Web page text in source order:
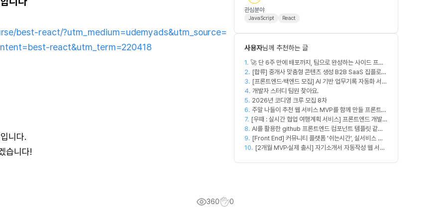
best-react/?utm_medium=udemyads&utm_source=
react&utm_term=220418
니다.
습니다!
360 0
관심분야
JavaScript React
사용자님께 추천하는 글
1. 🚀 단 6주 만에 배포까지, 팀으로 완성하는 사이드 프로
젝트 [스위프 웹 15기] 🚀
2. [합류] 중개사 맞춤형 콘텐츠 생성 B2B SaaS 집플로우
과 함께 하실 멤버를 모집합니다!
3. [프론트엔드·백엔드 모집] AI 기반 업무기록 자동화 서비
스 MVP 개발
4. 개발자 스터디 팀원 찾아요.
5. 2026년 코디영 크루 모집 8차
6. 주말 나들이 추천 웹 서비스 MVP를 함께 만들 프론트엔
드/디자이너 모집합니다
7. [우때 : 실시간 협업 여행계획 서비스] 프론트엔드 개발자
팀원을 모집합니다
8. AI를 활용한 github 프론트엔드 컴포넌트 템플릿 같이
만드실분
9. [Front End] 커뮤니티 플랫폼 '쉬는시간', 실서비스 출
시 목표
10. [2개월 MVP·실제 출시] 자기소개서 자동작성 웹 서비